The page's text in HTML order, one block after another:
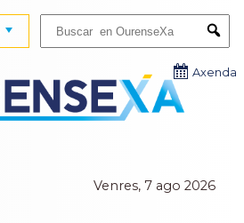
Venres, 7 ago 2026
Axenda